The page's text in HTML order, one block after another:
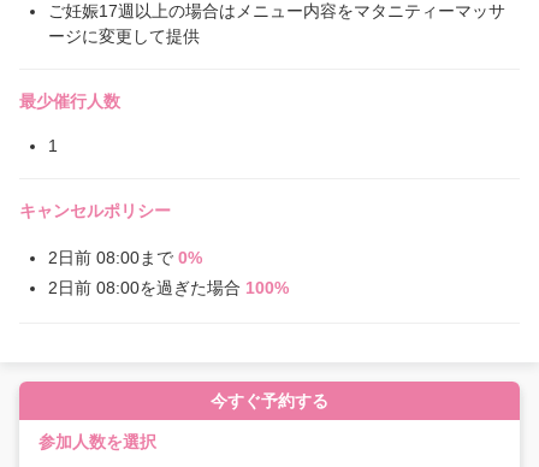
ご妊娠17週以上の場合はメニュー内容をマタニティーマッサ
ージに変更して提供
最少催行人数
1
キャンセルポリシー
2日前 08:00まで 0%
2日前 08:00を過ぎた場合 100%
今すぐ予約する
参加人数を選択